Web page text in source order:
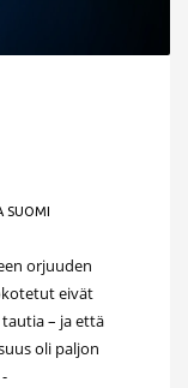
SUOMI
orjuuden
eivät
– ja että
oli paljon